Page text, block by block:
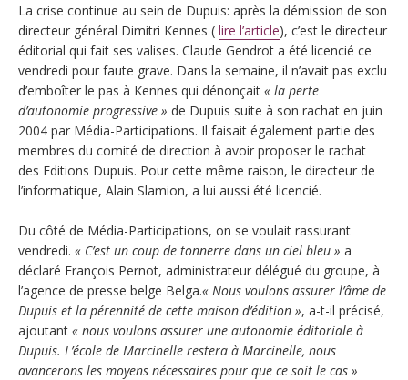
La crise continue au sein de Dupuis: après la démission de son
directeur général Dimitri Kennes ( lire l’article), c’est le directeur
éditorial qui fait ses valises. Claude Gendrot a été licencié ce
vendredi pour faute grave. Dans la semaine, il n’avait pas exclu
d’emboîter le pas à Kennes qui dénonçait « la perte
d’autonomie progressive » de Dupuis suite à son rachat en juin
2004 par Média-Participations. Il faisait également partie des
membres du comité de direction à avoir proposer le rachat
des Editions Dupuis. Pour cette même raison, le directeur de
l’informatique, Alain Slamion, a lui aussi été licencié.
Du côté de Média-Participations, on se voulait rassurant
vendredi. « C’est un coup de tonnerre dans un ciel bleu » a
déclaré François Pernot, administrateur délégué du groupe, à
l’agence de presse belge Belga.« Nous voulons assurer l’âme de
Dupuis et la pérennité de cette maison d’édition », a-t-il précisé,
ajoutant « nous voulons assurer une autonomie éditoriale à
Dupuis. L’école de Marcinelle restera à Marcinelle, nous
avancerons les moyens nécessaires pour que ce soit le cas »